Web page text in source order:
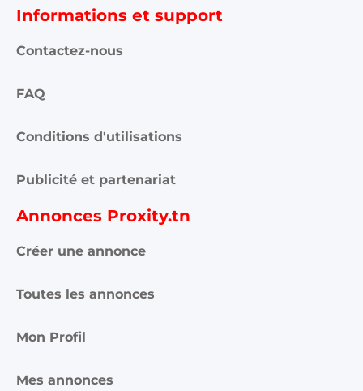
Informations et support
Contactez-nous
FAQ
Conditions d'utilisations
Publicité et partenariat
Annonces Proxity.tn
Créer une annonce
Toutes les annonces
Mon Profil
Mes annonces